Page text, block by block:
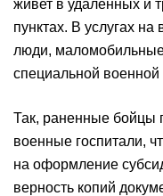
живет в удаленных и
пунктах. В услугах
люди, маломобильные
специальной военной
Так, раненные бойцы
военные госпитали,
на оформление
верность копий